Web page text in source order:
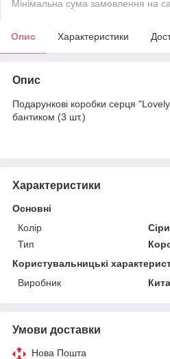
Мінімальна сума замовлення на
Опис Характеристики
Опис
Подарункові коробки серця
бантиком (3 шт.)
Характеристики
Основні
Колір
Тип
Користувальницькі
Виробник
Умови доставки
Нова Пошта